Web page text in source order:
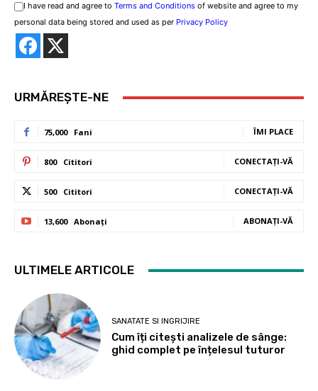
I have read and agree to Terms and Conditions of website and agree to my
personal data being stored and used as per Privacy Policy
URMĂREȘTE-NE
75,000 Fani ÎMI PLACE
800 Cititori CONECTAȚI-VĂ
500 Cititori CONECTAȚI-VĂ
13,600 Abonați ABONAȚI-VĂ
ULTIMELE ARTICOLE
SANATATE SI INGRIJIRE
Cum îți citești analizele de sânge:
ghid complet pe înțelesul tuturor